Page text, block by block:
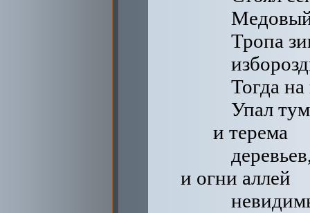
Тропа
Тогда
Упал
и терема
и огни аллей